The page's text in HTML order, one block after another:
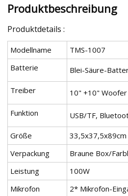
Produktbeschreibung
Produktdetails :
Modellname
TMS-1007
Batterie
Blei-Säure-
Treiber 10" +10"
Funktion USB/TF,
Größe
33,5x37,5x89cm
Verpackung
Braune Box/
Leistung
100W
Mikrofon
2* Mikrofon-